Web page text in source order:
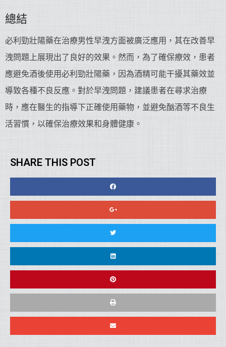
總結
必利勁壯陽藥在治療男性早洩方面被廣泛應用，其在改善早
洩問題上展現出了良好的效果。然而，為了確保療效，患者
應避免酒後使用必利勁壯陽藥，因為酒精可能干擾其藥效並
導致各種不良反應。對於早洩問題，建議患者在尋求治療
時，應在醫生的指導下正確使用藥物，並避免酗酒等不良生
活習慣，以確保治療效果和身體健康。
SHARE THIS POST